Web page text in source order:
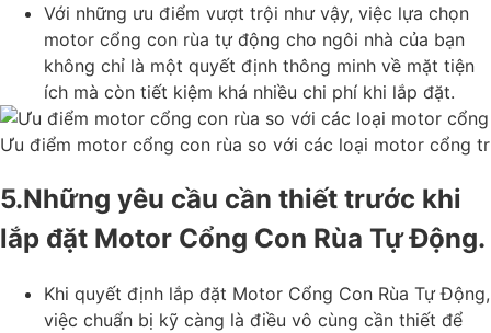
Với những ưu điểm vượt trội như vậy, việc lựa chọn
motor cổng con rùa tự động cho ngôi nhà của bạn
không chỉ là một quyết định thông minh về mặt tiện
ích mà còn tiết kiệm khá nhiều chi phí khi lắp đặt.
Ưu điểm motor cổng con rùa so với các loại motor cổng
5.Những yêu cầu cần thiết trước khi
lắp đặt Motor Cổng Con Rùa Tự Động.
Khi quyết định lắp đặt Motor Cổng Con Rùa Tự Động,
việc chuẩn bị kỹ càng là điều vô cùng cần thiết để